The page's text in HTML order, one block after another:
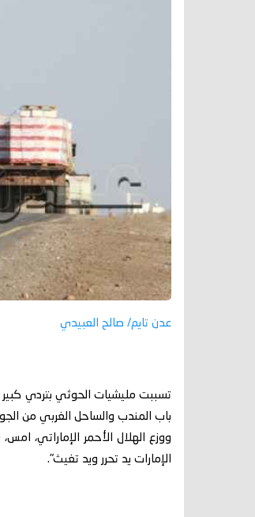
عدن تايم/ صالح العبيدي
تسببت مليشيات الحوثي بتردي
باب المندب والساحل الغربي من
الإمارات يد تحرر ويد تغيث".